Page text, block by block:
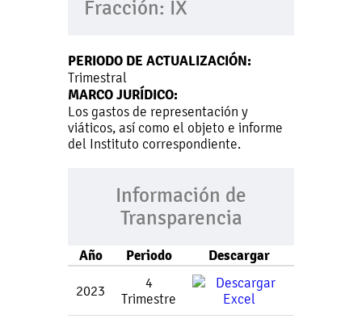
Fracción: IX
PERIODO DE ACTUALIZACIÓN:
Trimestral
MARCO JURÍDICO:
Los gastos de representación y
viáticos, así como el objeto e informe
del Instituto correspondiente.
Información de
Transparencia
Año Periodo Descargar
2023
4
Trimestre